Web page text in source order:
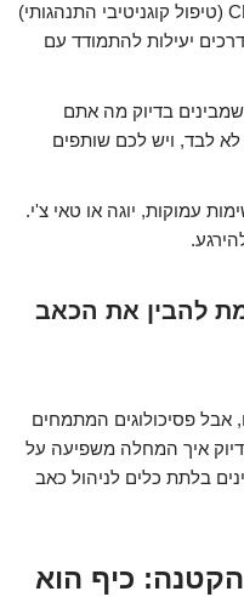
טיפולים כמו CBT (טיפול קוגניטיבי התנהגותי)
יעילות להתמודד עם
בדיוק מה אתם
לבד, ויש לכם שותפים
עמוקות, יוגה או טאי צ'י.
להבין את הכאב
אבל פסיכולוגים המתמחים
איך המחלה משפיעה על
בלתת כלים לניהול כאב
כיף הוא